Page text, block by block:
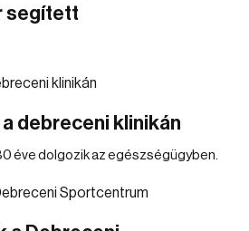
segített
debreceni klinikán
éve dolgozik az egészségügyben.